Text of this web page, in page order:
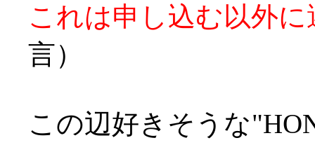
これは申し込む以外
言）
この辺好きそうな